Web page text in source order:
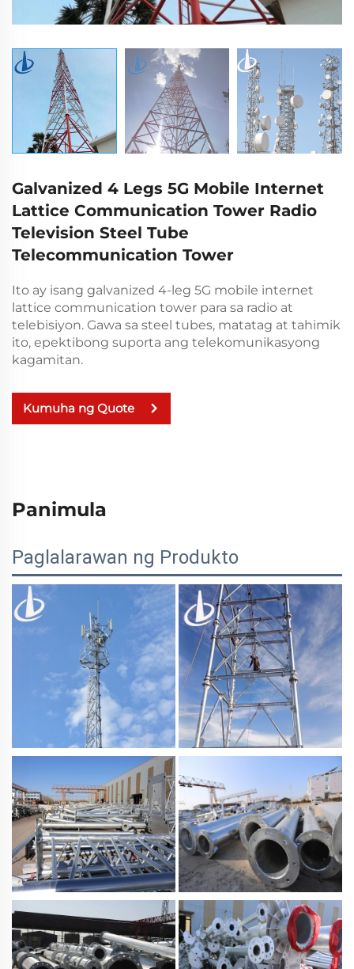
Galvanized 4 Legs 5G Mobile Internet
Lattice Communication Tower Radio
Television Steel Tube
Telecommunication Tower
Ito ay isang galvanized 4-leg 5G mobile internet
lattice communication tower para sa radio at
telebisiyon. Gawa sa steel tubes, matatag at tahimik
ito, epektibong suporta ang telekomunikasyong
kagamitan.
Kumuha ng Quote
Panimula
Paglalarawan ng Produkto